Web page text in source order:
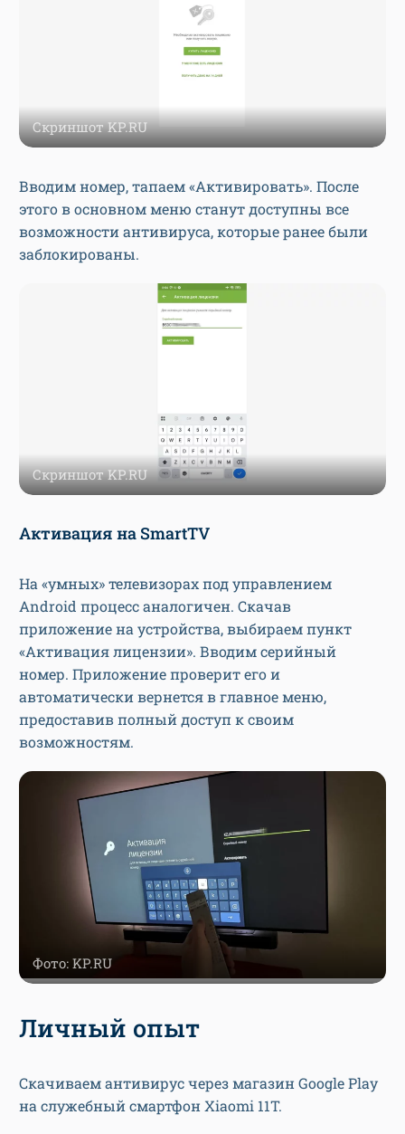
Скриншот KP.RU
Вводим номер, тапаем «Активировать». После
этого в основном меню станут доступны все
возможности антивируса, которые ранее были
заблокированы.
Скриншот KP.RU
Активация на SmartTV
На «умных» телевизорах под управлением
Android процесс аналогичен. Скачав
приложение на устройства, выбираем пункт
«Активация лицензии». Вводим серийный
номер. Приложение проверит его и
автоматически вернется в главное меню,
предоставив полный доступ к своим
возможностям.
Фото: KP.RU
Личный опыт
Скачиваем антивирус через магазин Google Play
на служебный смартфон Xiaomi 11T.